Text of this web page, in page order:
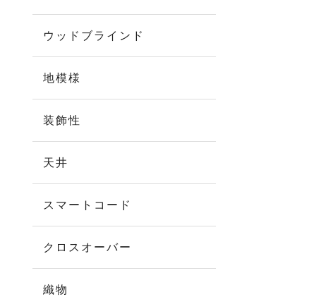
ウッドブラインド
地模様
装飾性
天井
スマートコード
クロスオーバー
織物